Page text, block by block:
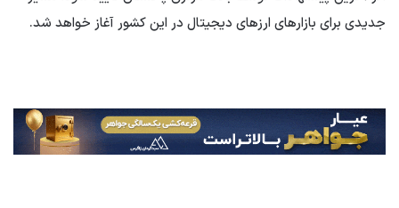
جدیدی برای بازارهای ارزهای دیجیتال در این کشور آغاز خواهد شد.